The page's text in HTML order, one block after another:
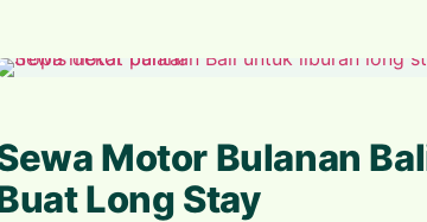
Motor Bulanan
Long Stay